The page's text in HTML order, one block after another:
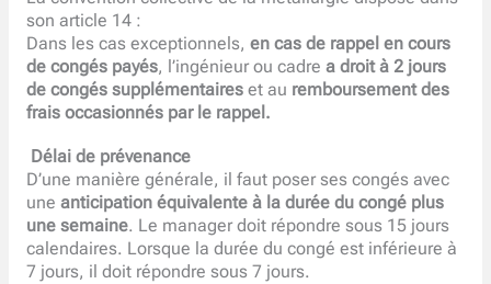
son article 14 :
Dans les cas exceptionnels, en cas de rappel en cours
de congés payés, l’ingénieur ou cadre a droit à 2 jours
de congés supplémentaireset au remboursement des
frais occasionnés par le rappel.
Délai de prévenance
D’une manière générale, il faut poser ses congés avec
une anticipation équivalente à la durée du congé plus
une semaine. Le manager doit répondre sous 15 jours
calendaires. Lorsque la durée du congé est inférieure à
7 jours, il doit répondre sous 7 jours.